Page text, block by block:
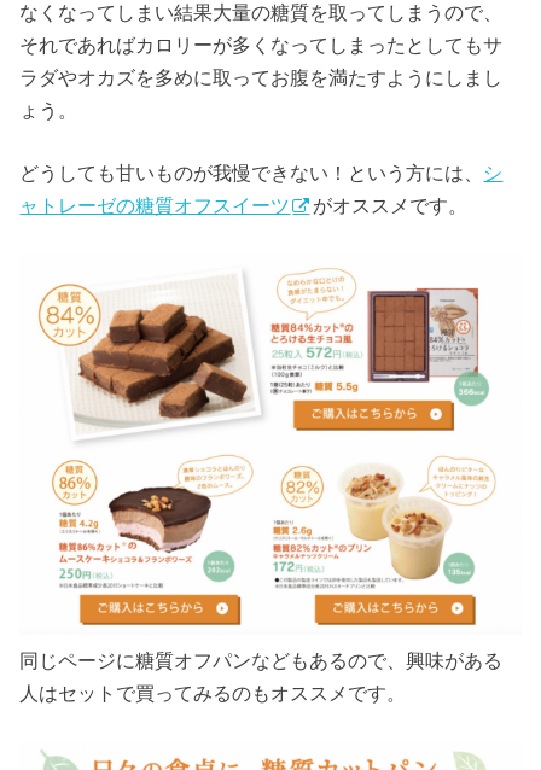
なくなってしまい結果大量の糖質を取ってしまうので、
それであればカロリーが多くなってしまったとしてもサ
ラダやオカズを多めに取ってお腹を満たすようにしまし
ょう。
どうしても甘いものが我慢できない！という方には、 シ
ャトレーゼの糖質オフスイーツ
がオススメです。
同じページに糖質オフパンなどもあるので、興味がある
人はセットで買ってみるのもオススメです。